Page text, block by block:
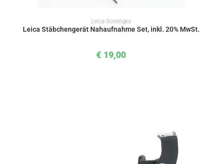
IN DEN WARENKORB
Leica Sonstiges
Leica Stäbchengerät Nahaufnahme Set, inkl. 20% MwSt.
€ 19,00